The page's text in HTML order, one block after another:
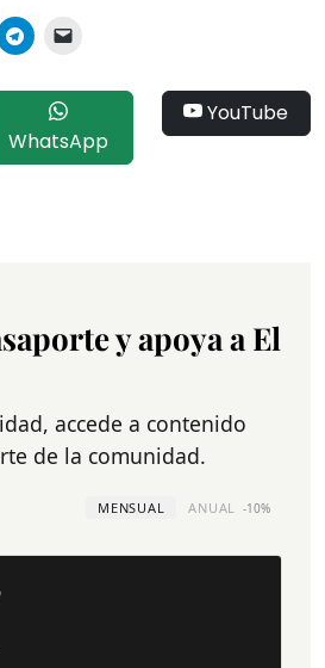
WhatsApp
YouTube
y apoya a El
accede a contenido
de la comunidad.
MENSUAL ANUAL -10%